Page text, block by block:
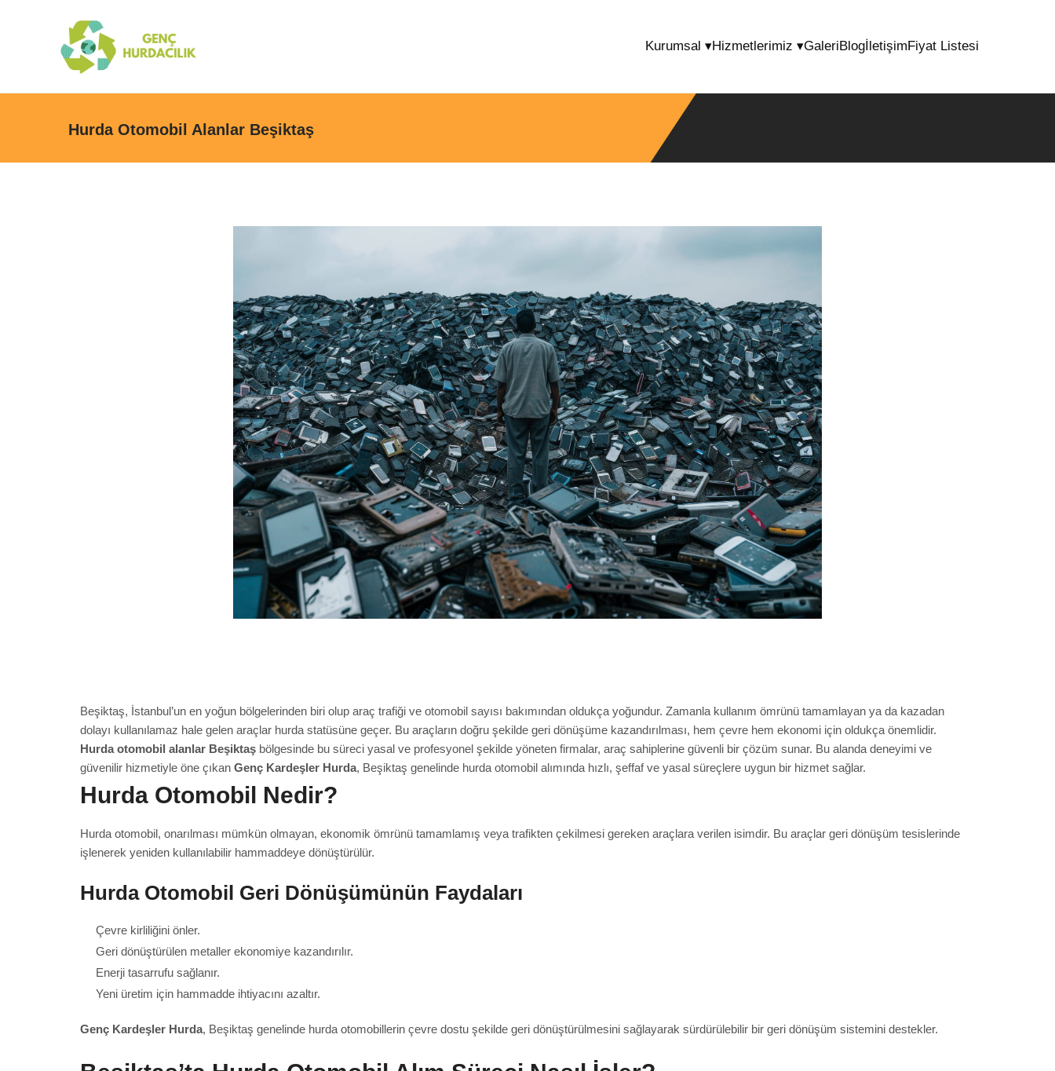
Kurumsal ▾Hizmetlerimiz ▾GaleriBlogİletişimFiyat Listesi
Hurda Otomobil Alanlar Beşiktaş
Beşiktaş, İstanbul’un en yoğun bölgelerinden biri olup araç trafiği ve otomobil sayısı bakımından oldukça yoğundur. Zamanla kullanım ömrünü tamamlayan ya da kazadan
dolayı kullanılamaz hale gelen araçlar hurda statüsüne geçer. Bu araçların doğru şekilde geri dönüşüme kazandırılması, hem çevre hem ekonomi için oldukça önemlidir.
Hurda otomobil alanlar Beşiktaş bölgesinde bu süreci yasal ve profesyonel şekilde yöneten firmalar, araç sahiplerine güvenli bir çözüm sunar. Bu alanda deneyimi ve
güvenilir hizmetiyle öne çıkan Genç Kardeşler Hurda, Beşiktaş genelinde hurda otomobil alımında hızlı, şeffaf ve yasal süreçlere uygun bir hizmet sağlar.
Hurda Otomobil Nedir?
Hurda otomobil, onarılması mümkün olmayan, ekonomik ömrünü tamamlamış veya trafikten çekilmesi gereken araçlara verilen isimdir. Bu araçlar geri dönüşüm tesislerinde
işlenerek yeniden kullanılabilir hammaddeye dönüştürülür.
Hurda Otomobil Geri Dönüşümünün Faydaları
Çevre kirliliğini önler.
Geri dönüştürülen metaller ekonomiye kazandırılır.
Enerji tasarrufu sağlanır.
Yeni üretim için hammadde ihtiyacını azaltır.
Genç Kardeşler Hurda, Beşiktaş genelinde hurda otomobillerin çevre dostu şekilde geri dönüştürülmesini sağlayarak sürdürülebilir bir geri dönüşüm sistemini destekler.